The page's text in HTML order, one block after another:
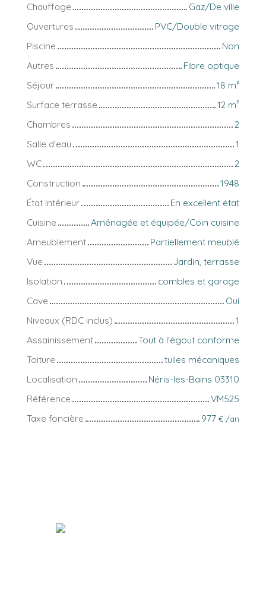
Chauffage
Gaz/De ville
Ouvertures
PVC/Double vitrage
Piscine
Non
Autres
Fibre optique
Séjour
18 m²
Surface terrasse
12 m²
Chambres
2
Salle d'eau
1
WC
2
Construction
1948
État intérieur
En excellent état
Cuisine
Aménagée et équipée/Coin cuisine
Ameublement
Partiellement meublé
Vue
Jardin, terrasse
Isolation
combles et garage
Cave
Oui
Niveaux (RDC inclus)
1
Assainissement
Tout à l'égout conforme
Toiture
tuiles mécaniques
Localisation
Néris-les-Bains 03310
Référence
VM525
Taxe foncière
977 € /an